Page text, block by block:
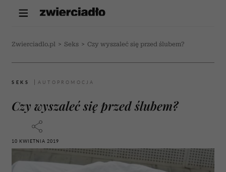
Zwierciadlo.pl > Seks > Czy wyszaleć się przed ślubem?
SEKS
Czy wyszaleć się przed ślubem?
10 KWIETNIA 2019